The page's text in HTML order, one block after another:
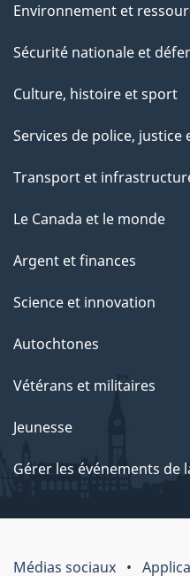
Environnement et
Sécurité nationale et
Culture, histoire et sport
Services de police, justice
Transport et
Le Canada et le monde
Argent et finances
Science et innovation
Autochtones
Vétérans et militaires
Jeunesse
Gérer les événements de
Médias sociaux